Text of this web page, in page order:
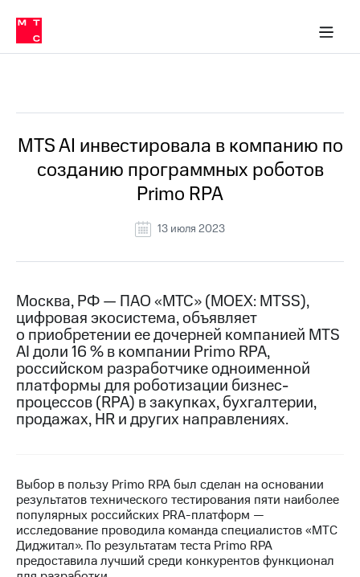
Медиа-центр
и акционерам
Устойчивое развитие
Комплаенс и деловая этика
компании
Карьера
История
компании
Руководство
информация
Контакты
Медиа-центр
Пресс-
релизы
МТС
о технологиях
Достижения
Финансовая
отчетность
Контакты
Новости
в МТС
Пресс-
релизы
о технологиях
MTS AI инвестировала в компанию по
созданию программных роботов
Primo RPA
13 июля 2023
Москва, РФ — ПАО «МТС» (MOEX: MTSS),
цифровая экосистема, объявляет
о приобретении ее дочерней компанией МTS
AI доли 16 % в компании Primo RPA,
российском разработчике одноименной
платформы для роботизации бизнес-
процессов (RPA) в закупках, бухгалтерии,
продажах, HR и других направлениях.
Выбор в пользу Primo RPA был сделан на основании
результатов технического тестирования пяти наиболее
популярных российских PRA-платформ —
исследование проводила команда специалистов «МТС
Диджитал». По результатам теста Primo RPA
предоставила лучший среди конкурентов функционал